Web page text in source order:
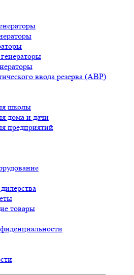
ввода резерва (АВР)
школы
дома и дачи
предприятий
товары